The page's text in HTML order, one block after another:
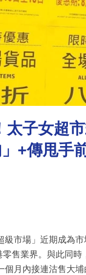
太子女超
」+傳甩手
級市場」近期成為
售業界。與此同
個月內接連沽售大